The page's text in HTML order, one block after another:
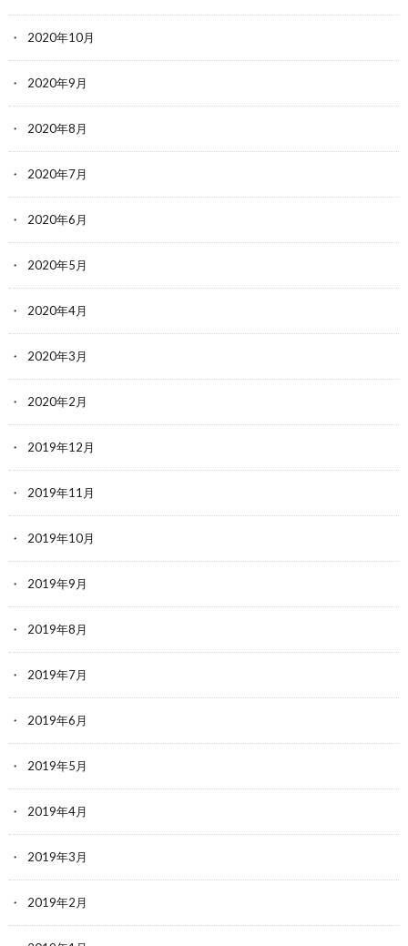
2020年10月
2020年9月
2020年8月
2020年7月
2020年6月
2020年5月
2020年4月
2020年3月
2020年2月
2019年12月
2019年11月
2019年10月
2019年9月
2019年8月
2019年7月
2019年6月
2019年5月
2019年4月
2019年3月
2019年2月